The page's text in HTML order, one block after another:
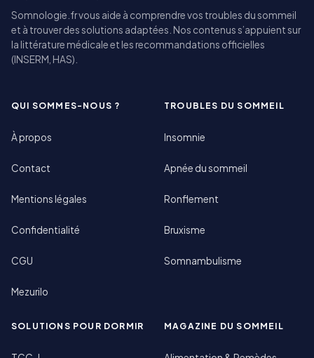
Somnologie.fr vous aide à comprendre vos troubles du sommeil
et à trouver des solutions adaptées. Nos contenus s’appuient sur
la littérature médicale et les recommandations officielles
(INSERM, HAS).
QUI SOMMES-NOUS ?
À propos
Contact
Mentions légales
Confidentialité
CGU
Mezurilo
TROUBLES DU SOMMEIL
Insomnie
Apnée du sommeil
Ronflement
Bruxisme
Somnambulisme
SOLUTIONS POUR DORMIR MAGAZINE DU SOMMEIL